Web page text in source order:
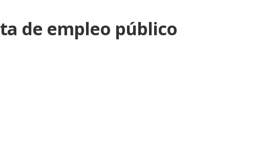
de empleo público